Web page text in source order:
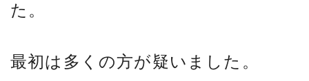
た。
最初は多くの方が疑いました。